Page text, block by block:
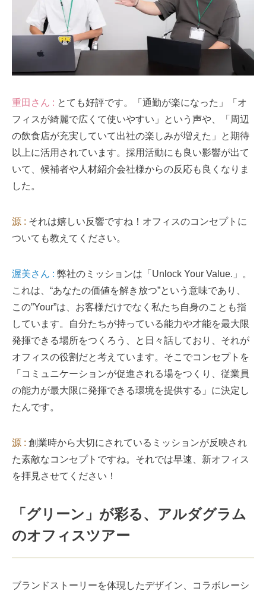
重田さん : とても好評です。「通勤が楽になった」「オ
フィスが綺麗で広くて使いやすい」という声や、「周辺
の飲食店が充実していて出社の楽しみが増えた」と期待
以上に活用されています。採用活動にも良い影響が出て
いて、候補者や人材紹介会社様からの反応も良くなりま
した。
源 : それは嬉しい反響ですね！オフィスのコンセプトに
ついても教えてください。
渥美さん : 弊社のミッションは「Unlock Your Value.」。
これは、“あなたの価値を解き放つ”という意味であり、
この”Your”は、お客様だけでなく私たち自身のことも指
しています。自分たちが持っている能力や才能を最大限
発揮できる場所をつくろう、と日々話しており、それが
オフィスの役割だと考えています。そこでコンセプトを
「コミュニケーションが促進される場をつくり、従業員
の能力が最大限に発揮できる環境を提供する」に決定し
たんです。
源 : 創業時から大切にされているミッションが反映され
た素敵なコンセプトですね。それでは早速、新オフィス
を拝見させてください！
「グリーン」が彩る、アルダグラム
のオフィスツアー
ブランドストーリーを体現したデザイン、コラボレーシ